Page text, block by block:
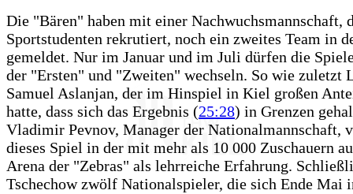
Die "Bären" haben mit einer Nachwuchsmannschaft,
Sportstudenten rekrutiert, noch ein zweites Team in
gemeldet. Nur im Januar und im Juli dürfen die
der "Ersten" und "Zweiten" wechseln. So wie zuletzt
Samuel Aslanjan, der im Hinspiel in Kiel großen
hatte, dass sich das Ergebnis (25:28) in Grenzen
Vladimir Pevnov, Manager der Nationalmannschaft,
dieses Spiel in der mit mehr als 10 000 Zuschauern
Arena der "Zebras" als lehrreiche Erfahrung.
Tschechow zwölf Nationalspieler, die sich Ende Mai